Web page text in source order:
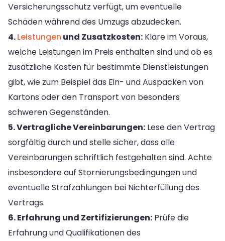
Versicherungsschutz verfügt, um eventuelle
Schäden während des Umzugs abzudecken.
4.Leistungen und Zusatzkosten: Kläre im Voraus,
welche Leistungen im Preis enthalten sind und ob es
zusätzliche Kosten für bestimmte Dienstleistungen
gibt, wie zum Beispiel das Ein- und Auspacken von
Kartons oder den Transport von besonders
schweren Gegenständen.
5. Vertragliche Vereinbarungen: Lese den Vertrag
sorgfältig durch und stelle sicher, dass alle
Vereinbarungen schriftlich festgehalten sind. Achte
insbesondere auf Stornierungsbedingungen und
eventuelle Strafzahlungen bei Nichterfüllung des
Vertrags.
6. Erfahrung und Zertifizierungen: Prüfe die
Erfahrung und Qualifikationen des